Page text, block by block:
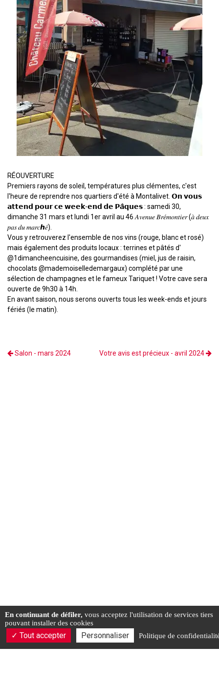
RÉOUVERTURE
Premiers rayons de soleil, températures plus clémentes, c'est
l'heure de reprendre nos quartiers d'été à Montalivet. 𝗢𝗻 𝘃𝗼𝘂𝘀
𝗮𝘁𝘁𝗲𝗻𝗱 𝗽𝗼𝘂𝗿 𝗰𝗲 𝘄𝗲𝗲𝗸-𝗲𝗻𝗱 𝗱𝗲 𝗣𝗮̂𝗾𝘂𝗲𝘀 : samedi 30,
dimanche 31 mars et lundi 1er avril au 46 𝐴𝑣𝑒𝑛𝑢𝑒 𝐵𝑟𝑒́𝑚𝑜𝑛𝑡𝑖𝑒𝑟 (𝑎̀ 𝑑𝑒𝑢𝑥
𝑝𝑎𝑠 𝑑𝑢 𝑚𝑎𝑟𝑐ℎ𝑒́).
Vous y retrouverez l'ensemble de nos vins (rouge, blanc et rosé)
mais également des produits locaux : terrines et pâtés d'
@1dimancheencuisine, des gourmandises (miel, jus de raisin,
chocolats @mademoiselledemargaux) complété par une
sélection de champagnes et le fameux Tariquet ! Votre cave sera
ouverte de 9h30 à 14h.
En avant saison, nous serons ouverts tous les week-ends et jours
fériés (le matin).
Salon - mars 2024 Votre avis est précieux - avril 2024
En continuant de défiler, vous acceptez l'utilisation de services tiers
pouvant installer des cookies
Tout accepter Personnaliser Politique de